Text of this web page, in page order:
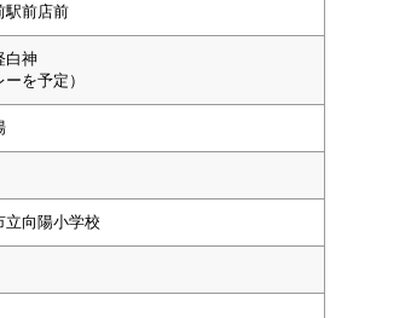
駅前店前
白神
を予定）
向陽小学校